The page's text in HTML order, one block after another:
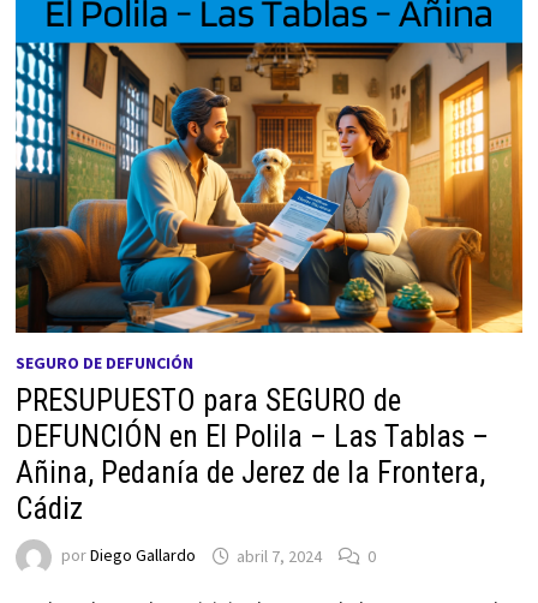
SEGURO DE DEFUNCIÓN
PRESUPUESTO para SEGURO de
DEFUNCIÓN en El Polila – Las Tablas –
Añina, Pedanía de Jerez de la Frontera,
Cádiz
porDiego Gallardo abril 7, 2024 0